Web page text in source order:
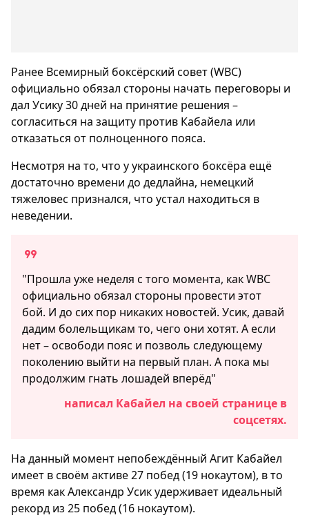
Ранее Всемирный боксёрский совет (WBC)
официально обязал стороны начать переговоры и
дал Усику 30 дней на принятие решения –
согласиться на защиту против Кабайела или
отказаться от полноценного пояса.
Несмотря на то, что у украинского боксёра ещё
достаточно времени до дедлайна, немецкий
тяжеловес признался, что устал находиться в
неведении.
"Прошла уже неделя с того момента, как WBC
официально обязал стороны провести этот
бой. И до сих пор никаких новостей. Усик, давай
дадим болельщикам то, чего они хотят. А если
нет – освободи пояс и позволь следующему
поколению выйти на первый план. А пока мы
продолжим гнать лошадей вперёд"
написал Кабайел на своей странице в
соцсетях.
На данный момент непобеждённый Агит Кабайел
имеет в своём активе 27 побед (19 нокаутом), в то
время как Александр Усик удерживает идеальный
рекорд из 25 побед (16 нокаутом).